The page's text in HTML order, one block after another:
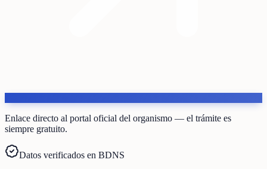
Enlace directo al portal oficial del organismo — el trámite es
siempre gratuito.
Datos verificados en BDNS